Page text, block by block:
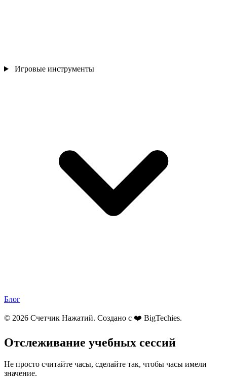
Игровые инструменты
Блог
© 2026 Счетчик Нажатий. Создано с ❤️ BigTechies.
Отслеживание учебных сессий
Не просто считайте часы, сделайте так, чтобы часы имели
значение.